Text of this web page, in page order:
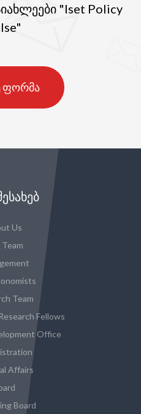
"Iset Policy
ფორმა
Us
Team
Fellows
Office
Affairs
Board